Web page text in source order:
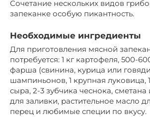
Сочетание нескольких видов
запеканке особую пикантность.
Необходимые ингредиенты
Для приготовления мясной
потребуется: 1 кг картофеля, 500-
фарша (свинина, курица или
шампиньонов, 1 крупная луковица,
сыра, 2-3 зубчика чеснока,
для заливки, растительное масло
перец и любимые специи по вкусу.